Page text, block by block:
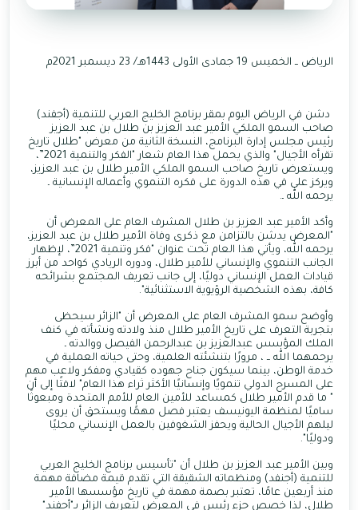
الرياض ــ الخميس 19 جمادى الأولى 1443هـ/ 23 ديسمبر 2021م
دشن في الرياض اليوم بمقر برنامج الخليج العربي للتنمية (أجفند)
صاحب السمو الملكي الأمير عبد العزيز بن طلال بن عبد العزيز
رئيس مجلس إدارة البرنامج، النسخة الثانية من معرض "طلال تاريخ
تقرأه الأجيال" والذي يحمل هذا العام شعار "الفكر والتنمية 2021”،
ويستعرض تاريخ صاحب السمو الملكي الأمير طلال بن عبد العزيز،
ويركز على في هذه الدورة على فكره التنموي وأعماله الإنسانية ـ
يرحمه الله ـ.
وأكد الأمير عبد العزيز بن طلال المشرف العام على المعرض أن
"المعرض يدشن بالتزامن مع ذكرى وفاة الأمير طلال بن عبد العزيز،
يرحمه الله، ويأتي هذا العام تحت عنوان "فكر وتنمية 2021”، لإظهار
الجانب التنموي والإنساني للأمير طلال، ودوره الريادي كواحد من أبرز
قيادات العمل الإنساني دوليًا، إلى جانب تعريف المجتمع بشرائحه
كافة، بهذه الشخصية الرؤيوية الاستثنائية".
وأوضح سمو المشرف العام على المعرض أن "الزائر سيحظى
بتجربة التعرف على تاريخ الأمير طلال منذ ولادته ونشأته في كنف
الملك المؤسس عبدالعزيز بن عبدالرحمن الفيصل ووالدته ـ
يرحمهما الله ــ ، مرورًا بتنشئته العلمية، وحتى حياته العملية في
خدمة الوطن، بينما سيكون جناح جهوده كقيادي ومفكر ولاعب مهم
على المسرح الدولي تنمويًا وإنسانيًا الأكثر ثراء هذا العام" لافتًا إلى أن
" ما قدم الأمير طلال كمساعد للأمين العام للأمم المتحدة ومبعوثًا
ساميًا لمنظمة اليونيسف يعتبر فصل مهمًا ويستحق أن يروى
ليلهم الأجيال الحالية ويحفز الشغوفين بالعمل الإنساني محليًا
ودوليًا".
وبين الأمير عبد العزيز بن طلال أن "تأسيس برنامج الخليج العربي
للتنمية (أجنفد) ومنظماته الشقيقة التي تقدم قيمة مضافة مهمة
منذ أربعين عامًا، تعتبر بصمة مهمة في تاريخ مؤسسها الأمير
طلال، لذا خصص جزء رئيس في المعرض لتعريف الزائر بـ"أجفند"